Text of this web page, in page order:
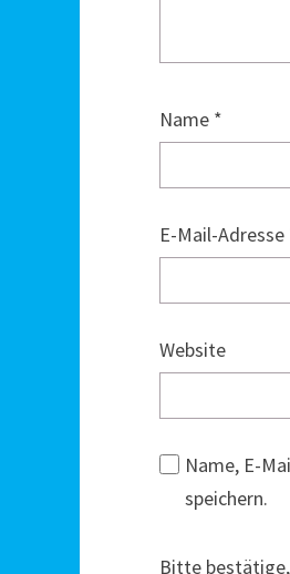
Name *
E-Mail-Adresse
Website
Name, E-
speichern.
Bitte